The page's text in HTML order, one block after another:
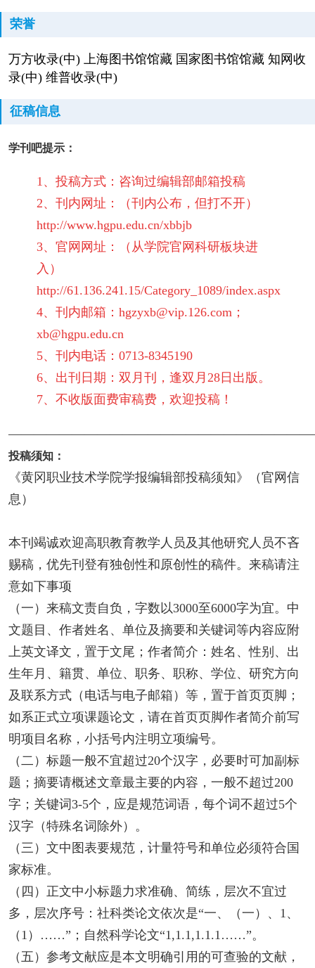
荣誉
万方收录(中) 上海图书馆馆藏 国家图书馆馆藏 知网收
录(中) 维普收录(中)
征稿信息
学刊吧提示：
1、投稿方式：咨询过编辑部邮箱投稿
2、刊内网址：（刊内公布，但打不开）
http://www.hgpu.edu.cn/xbbjb
3、官网网址：（从学院官网科研板块进
入）
http://61.136.241.15/Category_1089/index.aspx
4、刊内邮箱： hgzyxb@vip.126.com；
xb@hgpu.edu.cn
5、刊内电话：0713-8345190
6、出刊日期：双月刊，逢双月28日出版。
7、不收版面费审稿费，欢迎投稿！
投稿须知：
《黄冈职业技术学院学报编辑部投稿须知》（官网信
息）
本刊竭诚欢迎高职教育教学人员及其他研究人员不吝
赐稿，优先刊登有独创性和原创性的稿件。来稿请注
意如下事项
（一）来稿文责自负，字数以3000至6000字为宜。中
文题目、作者姓名、单位及摘要和关键词等内容应附
上英文译文，置于文尾；作者简介：姓名、性别、出
生年月、籍贯、单位、职务、职称、学位、研究方向
及联系方式（电话与电子邮箱）等，置于首页页脚；
如系正式立项课题论文，请在首页页脚作者简介前写
明项目名称，小括号内注明立项编号。
（二）标题一般不宜超过20个汉字，必要时可加副标
题；摘要请概述文章最主要的内容，一般不超过200
字；关键词3-5个，应是规范词语，每个词不超过5个
汉字（特殊名词除外）。
（三）文中图表要规范，计量符号和单位必须符合国
家标准。
（四）正文中小标题力求准确、简练，层次不宜过
多，层次序号：社科类论文依次是“一、（一）、1、
（1）……”；自然科学论文“1,1.1,1.1.1……”。
（五）参考文献应是本文明确引用的可查验的文献，